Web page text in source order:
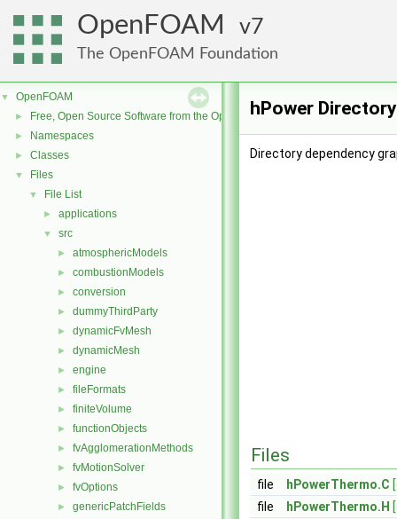
OpenFOAM 7
The OpenFOAM Foundation
▼ OpenFOAM
► Free, Open Source Software from the OpenFOAM Foundation
► Namespaces
► Classes
▼ Files
▼ File List
► applications
▼ src
► atmosphericModels
► combustionModels
► conversion
► dummyThirdParty
► dynamicFvMesh
► dynamicMesh
► engine
► fileFormats
► finiteVolume
► functionObjects
► fvAgglomerationMethods
► fvMotionSolver
► fvOptions
► genericPatchFields
hPower
Directory dependency
Files
file hPowerThermo.C
file
hPowerThermo.H